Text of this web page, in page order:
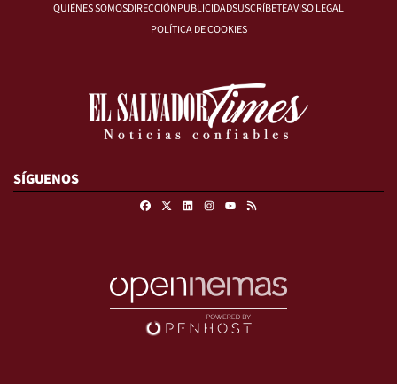
QUIÉNES SOMOSDIRECCIÓNPUBLICIDADSUSCRÍBETEAVISO LEGAL
POLÍTICA DE COOKIES
SÍGUENOS
FacebookLinkedinInstagramRSS